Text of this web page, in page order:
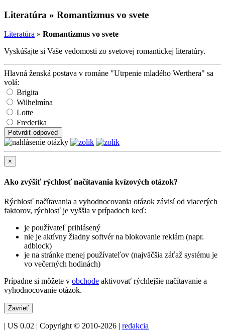
Literatúra » Romantizmus vo svete
Literatúra » Romantizmus vo svete
Vyskúšajte si Vaše vedomosti zo svetovej romantickej literatúry.
Hlavná ženská postava v románe "Utrpenie mladého Werthera" sa
volá:
Brigita
Wilhelmína
Lotte
Frederika
Potvrdiť odpoveď
×
Ako zvýšiť rýchlosť načítavania kvízových otázok?
Rýchlosť načítavania a vyhodnocovania otázok závisí od viacerých
faktorov, rýchlosť je vyššia v prípadoch keď:
je používateľ prihlásený
nie je aktívny žiadny softvér na blokovanie reklám (napr.
adblock)
je na stránke menej používateľov (najväčšia záťaž systému je
vo večerných hodinách)
Prípadne si môžete v obchode aktivovať rýchlejšie načítavanie a
vyhodnocovanie otázok.
Zavrieť
| US 0.02 | Copyright © 2010-2026 | redakcia